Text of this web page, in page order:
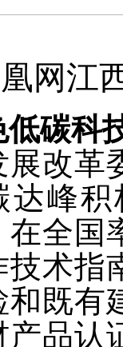
网江
低碳科
展改革
达峰
在全国
技术指
和既有
产品认